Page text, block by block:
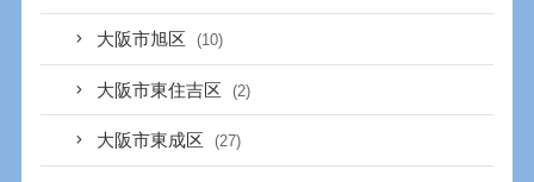
大阪市旭区 (10)
大阪市東住吉区 (2)
大阪市東成区 (27)